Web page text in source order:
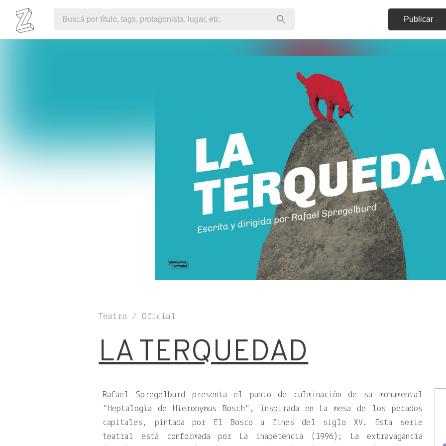
Publicar
Teatro / Oficial
LA TERQUEDAD
Rafael Spregelburd presenta el punto de culminación de su monumental
Heptalogía de Hieronymus Bosch
, inspirada en La mesa de los pecados
capitales, pintada por El Bosco a fines del siglo XV. Esta serie
teatral está conformada por La inapetencia (1996); La extravagancia